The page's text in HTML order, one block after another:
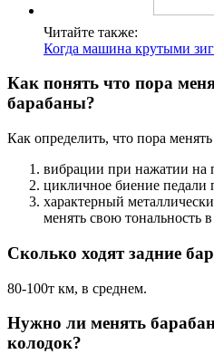
Читайте также:
Когда машина крутыми
Как понять что пора
барабаны?
Как определить, что пора
вибрации при нажатии на
цикличное биение
характерный
менять свою тональность
Сколько ходят задние
80-100т км, в среднем.
Нужно ли менять
колодок?